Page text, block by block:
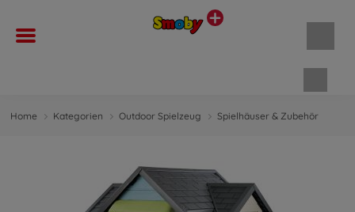
Home Kategorien Outdoor Spielzeug Spielhäuser & Zubehör